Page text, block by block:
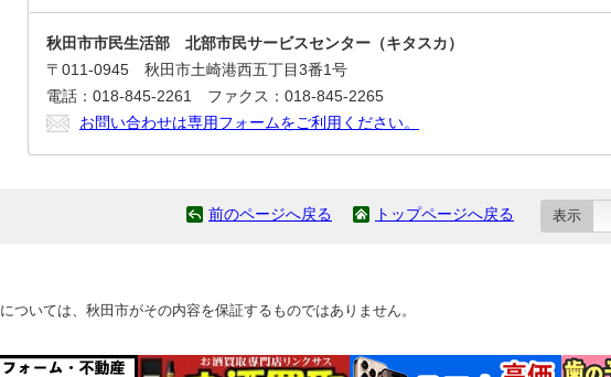
秋田市市民生活部 北部市民サービスセンター（キタスカ）
〒011-0945 秋田市土崎港西五丁目3番1号
電話：018-845-2261 ファクス：018-845-2265
お問い合わせは専用フォームをご利用ください。
前のページへ戻る トップページへ戻る 表示
ついては、秋田市がその内容を保証するものではありません。